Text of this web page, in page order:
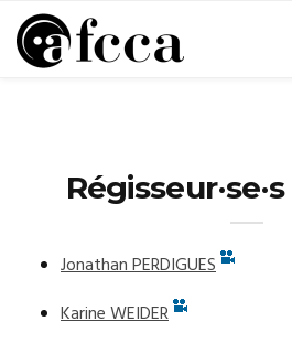
JonathanPERDIGUES
KarineWEIDER